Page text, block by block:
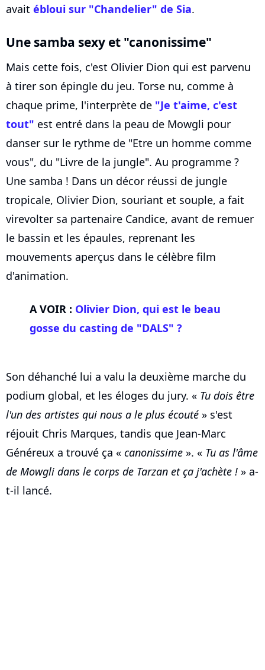
avait ébloui sur "Chandelier" de Sia.
Une samba sexy et "canonissime"
Mais cette fois, c'est Olivier Dion qui est parvenu
à tirer son épingle du jeu. Torse nu, comme à
chaque prime, l'interprète de "Je t'aime, c'est
tout" est entré dans la peau de Mowgli pour
danser sur le rythme de "Etre un homme comme
vous", du "Livre de la jungle". Au programme ?
Une samba ! Dans un décor réussi de jungle
tropicale, Olivier Dion, souriant et souple, a fait
virevolter sa partenaire Candice, avant de remuer
le bassin et les épaules, reprenant les
mouvements aperçus dans le célèbre film
d'animation.
A VOIR : Olivier Dion, qui est le beau
gosse du casting de "DALS" ?
Son déhanché lui a valu la deuxième marche du
podium global, et les éloges du jury. « Tu dois être
l'un des artistes qui nous a le plus écouté » s'est
réjouit Chris Marques, tandis que Jean-Marc
Généreux a trouvé ça « canonissime ». « Tu as l'âme
de Mowgli dans le corps de Tarzan et ça j'achète ! » a-
t-il lancé.